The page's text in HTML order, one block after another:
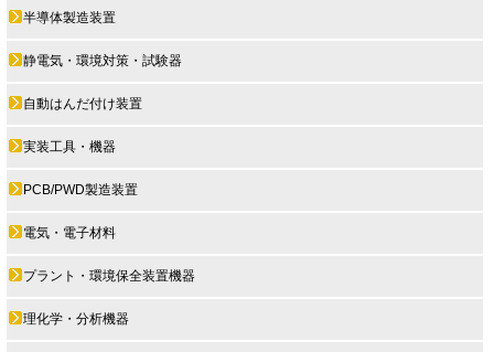
半導体製造装置
静電気・環境対策・試験器
自動はんだ付け装置
実装工具・機器
PCB/PWD製造装置
電気・電子材料
プラント・環境保全装置機器
理化学・分析機器